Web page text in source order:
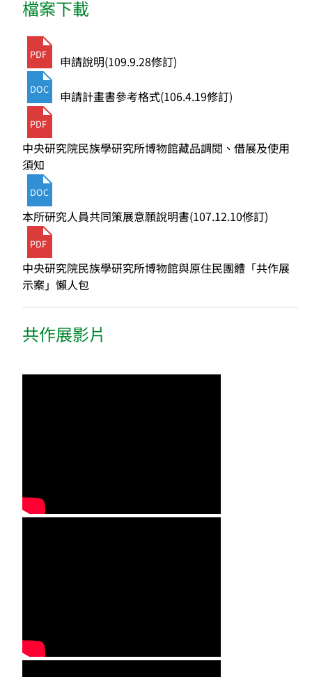
檔案下載
PDF 申請說明(109.9.28修訂)
DOC 申請計畫書參考格式(106.4.19修訂)
PDF
中央研究院民族學研究所博物館藏品調閱、借展及使用
須知
DOC
本所研究人員共同策展意願說明書(107.12.10修訂)
PDF
中央研究院民族學研究所博物館與原住民團體「共作展
示案」懶人包
共作展影片